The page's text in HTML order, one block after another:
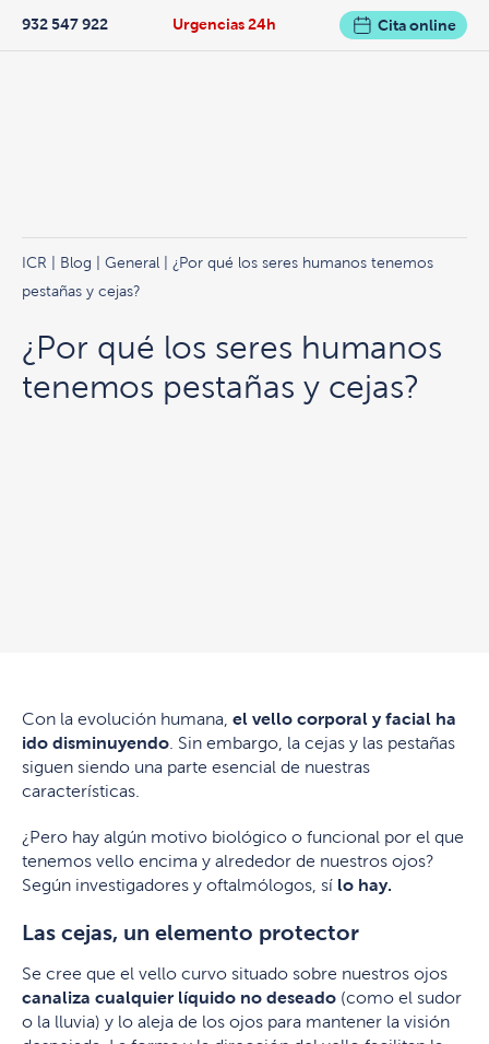
Urgencias 24h
932 547 922 Cita online
ICR Blog General | ¿Por qué los seres humanos tenemos
pestañas y cejas?
¿Por qué los seres humanos
tenemos pestañas y cejas?
Con la evolución humana, el vello corporal y facial ha
ido disminuyendo . Sin embargo, la cejas y las pestañas
siguen siendo una parte esencial de nuestras
características.
¿Pero hay algún motivo biológico o funcional por el que
tenemos vello encima y alrededor de nuestros ojos?
Según investigadores y oftalmólogos, sí lo hay.
Las cejas, un elemento protector
Se cree que el vello curvo situado sobre nuestros ojos
canaliza cualquier líquido no deseado (como el sudor
o la lluvia) y lo aleja de los ojos para mantener la visión